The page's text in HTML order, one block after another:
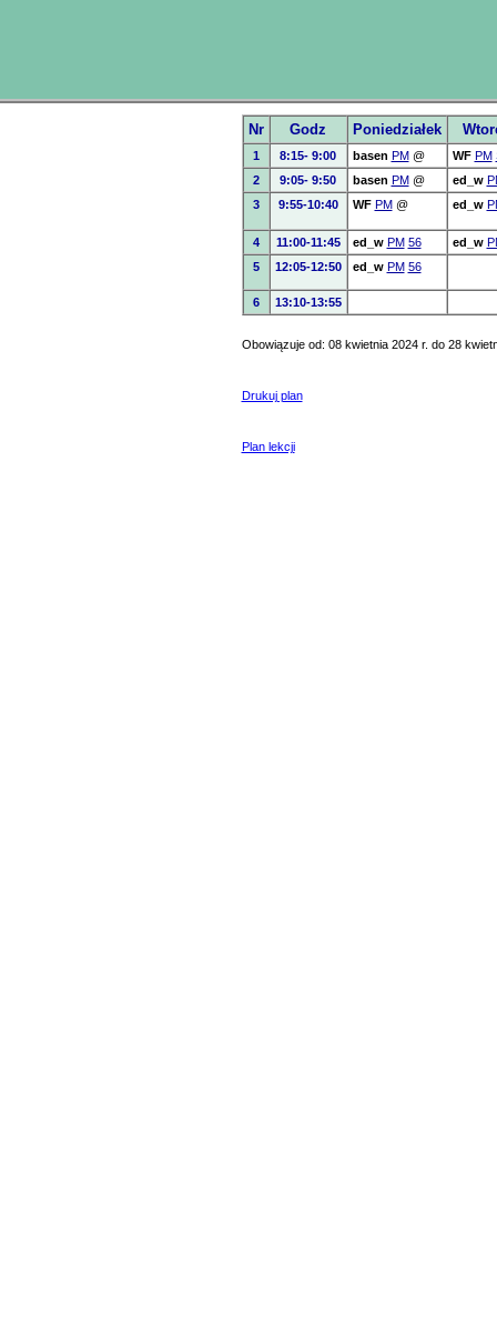
Nr Godz Poniedziałek
1 8:15- 9:00 basen PM @ WF PM
2
9:05- 9:50 basen PM @ ed_w
3
9:55-10:40 WF PM @ ed_w
4 11:00-11:45 ed_w PM 56 ed_w
5
12:05-12:50 ed_w PM 56
6 13:10-13:55
Obowiązuje od: 08 kwietnia 2024 r. do 28
Drukuj plan
Plan lekcji